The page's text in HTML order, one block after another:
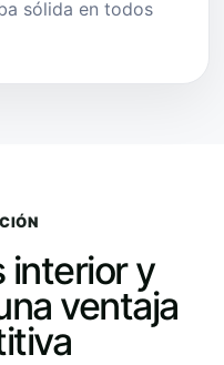
sólida en todos
interior y
ventaja